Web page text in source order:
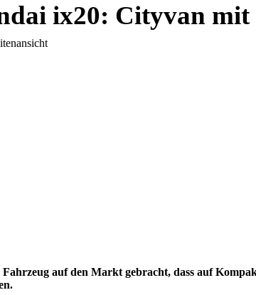
ix20: Cityvan
auf den Markt gebracht, dass auf